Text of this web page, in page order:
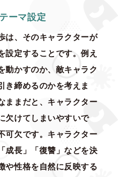
ーマ設定
は、そのキャラクターが
設定することです。例え
動かすのか、敵キャラク
き締めるのかを考えま
ままだと、キャラクター
欠けてしまいやすいで
可欠です。キャラクター
成長」「復讐」などを決
や性格を自然に反映する